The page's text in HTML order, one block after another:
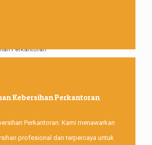
Kebersihan Perkantoran
Perkantoran: Kami menawarkan
profesional dan terpercaya untuk